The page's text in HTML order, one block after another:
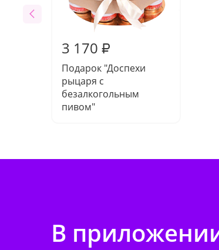
3 170 ₽
Подарок "Доспехи
рыцаря с
безалкогольным
пивом"
В